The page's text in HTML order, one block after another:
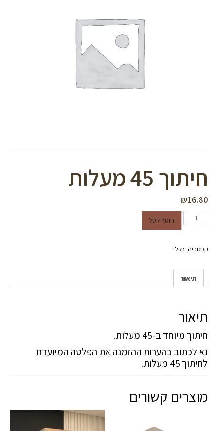
לאפס
האפשרויות
חיתוך 45 מעלות
₪16.80
כמות של חיתוך 45 מעלותהוסף לסל
קטגוריה: כללי
תיאור
תיאור
חיתוך מיוחד ב-45 מעלות.
נא לכתוב בהערות ההזמנה את הפלטה המיועדת
לחיתוך 45 מעלות.
מוצרים קשורים